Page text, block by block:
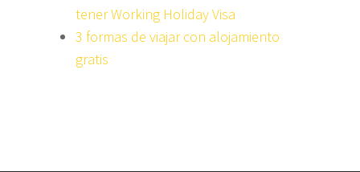
tener Working Holiday Visa
3 formas de viajar con alojamiento
gratis